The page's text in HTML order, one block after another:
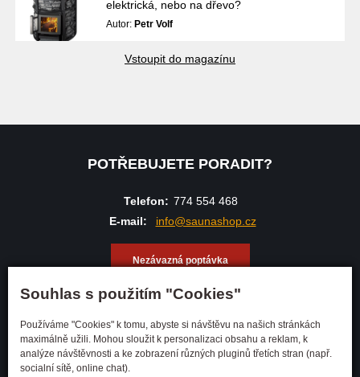
Souhlas s použitím "Cookies"
Používáme "Cookies" k tomu, abyste si návštěvu na našich stránkách
maximálně užili. Mohou sloužit k personalizaci obsahu a reklam, k
analýze návštěvnosti a ke zobrazení různých pluginů třetích stran (např.
socialní sítě, online chat).
elektrická, nebo na dřevo?
Autor:Petr Volf
Vstoupit do magazínu
POTŘEBUJETE PORADIT?
Telefon: 774 554 468
E-mail:
info@saunashop.cz
Nezávazná poptávka
Adresa
Andělská 600/10 28401 Kutná